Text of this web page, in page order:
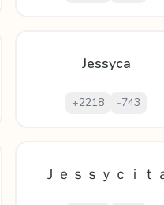
Jessyca
+2218 -743
Ｊｅｓｓｙｃｉｔ